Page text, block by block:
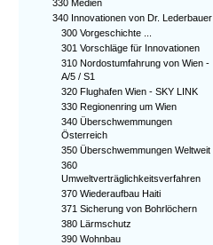
330 Medien
340 Innovationen von Dr. Lederbauer
300 Vorgeschichte ...
301 Vorschläge für Innovationen
310 Nordostumfahrung von Wien -
A/5 / S1
320 Flughafen Wien - SKY LINK
330 Regionenring um Wien
340 Überschwemmungen
Österreich
350 Überschwemmungen Weltweit
360
Umweltverträglichkeitsverfahren
370 Wiederaufbau Haiti
371 Sicherung von Bohrlöchern
380 Lärmschutz
390 Wohnbau